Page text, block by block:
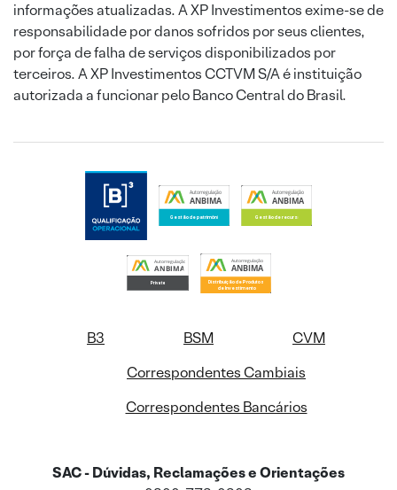
informações atualizadas. A XP Investimentos exime-se de
responsabilidade por danos sofridos por seus clientes,
por força de falha de serviços disponibilizados por
terceiros. A XP Investimentos CCTVM S/A é instituição
autorizada a funcionar pelo Banco Central do Brasil.
B3 BSM
CVM
Correspondentes Cambiais
Correspondentes Bancários
SAC - Dúvidas, Reclamações e Orientações